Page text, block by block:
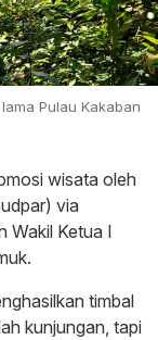
Pulau Kakaban
wisata oleh
via
Wakil Ketua I
timbal
kunjungan, tapi